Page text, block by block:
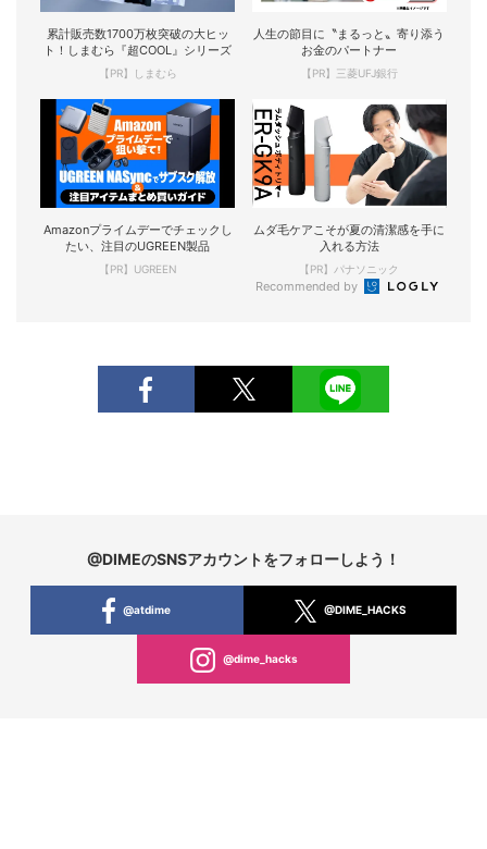
累計販売数1700万枚突破の大ヒッ
ト！しまむら『超COOL』シリーズ
【PR】しまむら
人生の節目に〝まるっと〟寄り添う
お金のパートナー
【PR】三菱UFJ銀行
Amazonプライムデーでチェックし
たい、注目のUGREEN製品
【PR】UGREEN
ムダ毛ケアこそが夏の清潔感を手に
入れる方法
【PR】パナソニック
Recommended by
@DIMEのSNSアカウントをフォローしよう！
@atdime @DIME_HACKS
@dime_hacks